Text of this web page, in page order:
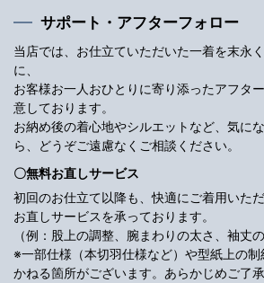
サポート・アフターフォロー
当店では、お仕立ていただいた一着を末永
に、
お客様お一人おひとりに寄り添ったアフタ
意しております。
お納め後の着心地やシルエットなど、気に
ら、どうぞご遠慮なくご相談ください。
〇無料お直しサービス
初回のお仕立て以降も、快適にご着用いた
お直しサービスを承っております。
（例：股上の調整、腕まわりの太さ、袖丈の
※一部仕様（本切羽仕様など）や型紙上の
かねる箇所がございます。あらかじめご了